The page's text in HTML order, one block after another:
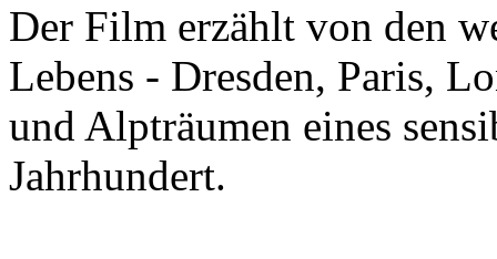
Der Film erzählt von den
Lebens - Dresden, Paris,
und Alpträumen eines
Jahrhundert.